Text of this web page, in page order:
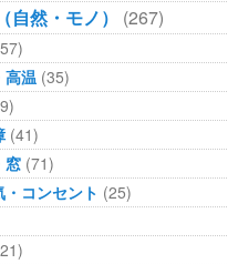
自然・モノ） (267)
高温 (35)
(41)
窓 (71)
コンセント (25)